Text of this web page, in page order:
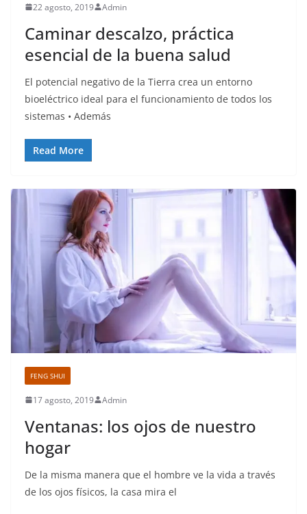
22 agosto, 2019 Admin
Caminar descalzo, práctica
esencial de la buena salud
El potencial negativo de la Tierra crea un entorno
bioeléctrico ideal para el funcionamiento de todos los
sistemas • Además
Read More
FENG SHUI
17 agosto, 2019 Admin
Ventanas: los ojos de nuestro
hogar
De la misma manera que el hombre ve la vida a través
de los ojos físicos, la casa mira el